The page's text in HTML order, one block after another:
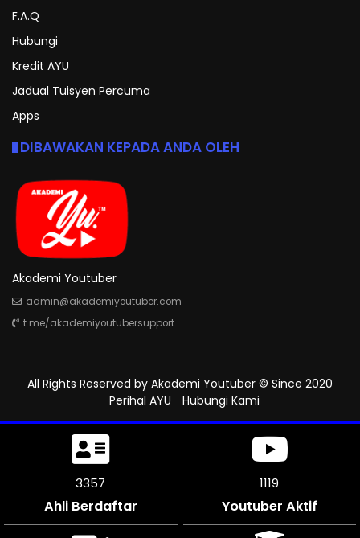
F.A.Q
Hubungi
Kredit AYU
Jadual Tuisyen Percuma
Apps
DIBAWAKAN KEPADA ANDA OLEH
Akademi Youtuber
admin@akademiyoutuber.com
t.me/akademiyoutubersupport
All Rights Reserved by Akademi Youtuber © Since 2020
Perihal AYU
Hubungi Kami
3753
Ahli Berdaftar
1251
Youtuber Aktif